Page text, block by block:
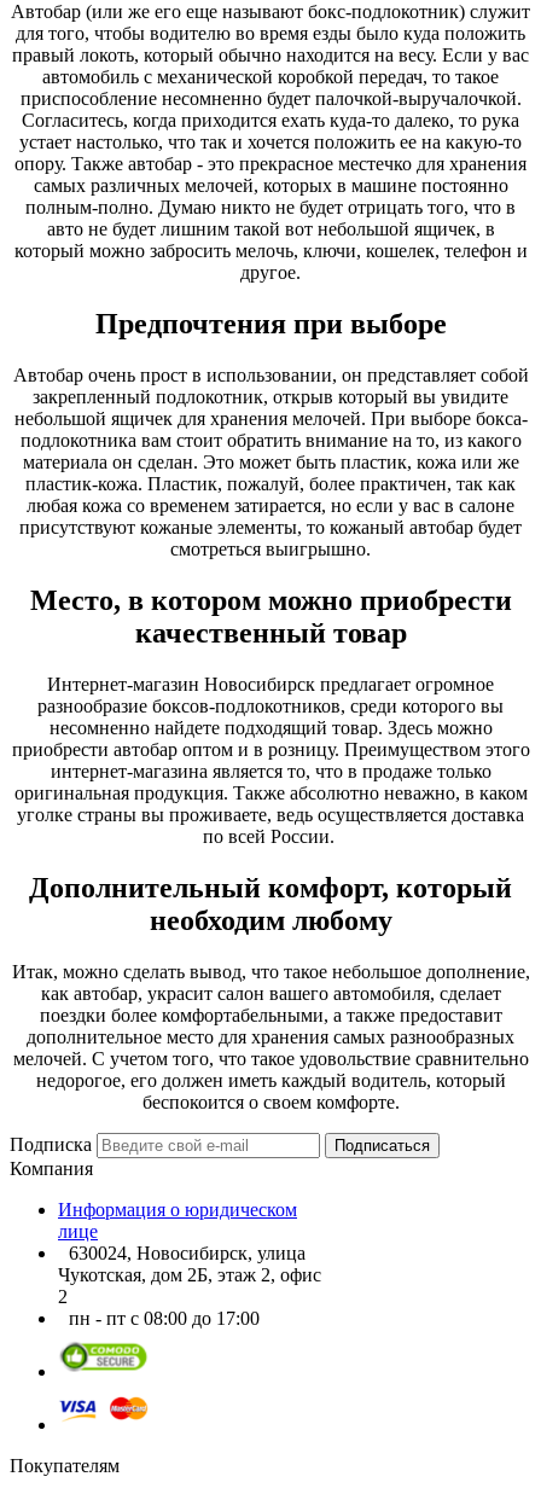
Автобар (или же его еще называют бокс-подлокотник) служит
для того, чтобы водителю во время езды было куда положить
правый локоть, который обычно находится на весу. Если у вас
автомобиль с механической коробкой передач, то такое
приспособление несомненно будет палочкой-выручалочкой.
Согласитесь, когда приходится ехать куда-то далеко, то рука
устает настолько, что так и хочется положить ее на какую-то
опору. Также автобар - это прекрасное местечко для хранения
самых различных мелочей, которых в машине постоянно
полным-полно. Думаю никто не будет отрицать того, что в
авто не будет лишним такой вот небольшой ящичек, в
который можно забросить мелочь, ключи, кошелек, телефон и
другое.
Предпочтения при выборе
Автобар очень прост в использовании, он представляет собой
закрепленный подлокотник, открыв который вы увидите
небольшой ящичек для хранения мелочей. При выборе бокса-
подлокотника вам стоит обратить внимание на то, из какого
материала он сделан. Это может быть пластик, кожа или же
пластик-кожа. Пластик, пожалуй, более практичен, так как
любая кожа со временем затирается, но если у вас в салоне
присутствуют кожаные элементы, то кожаный автобар будет
смотреться выигрышно.
Место, в котором можно приобрести
качественный товар
Интернет-магазин Новосибирск предлагает огромное
разнообразие боксов-подлокотников, среди которого вы
несомненно найдете подходящий товар. Здесь можно
приобрести автобар оптом и в розницу. Преимуществом этого
интернет-магазина является то, что в продаже только
оригинальная продукция. Также абсолютно неважно, в каком
уголке страны вы проживаете, ведь осуществляется доставка
по всей России.
Дополнительный комфорт, который
необходим любому
Итак, можно сделать вывод, что такое небольшое дополнение,
как автобар, украсит салон вашего автомобиля, сделает
поездки более комфортабельными, а также предоставит
дополнительное место для хранения самых разнообразных
мелочей. С учетом того, что такое удовольствие сравнительно
недорогое, его должен иметь каждый водитель, который
беспокоится о своем комфорте.
Подписка Подписаться
Компания
Информация о юридическом
лице
630024, Новосибирск, улица
Чукотская, дом 2Б, этаж 2, офис
2
пн - пт с 08:00 до 17:00
Покупателям